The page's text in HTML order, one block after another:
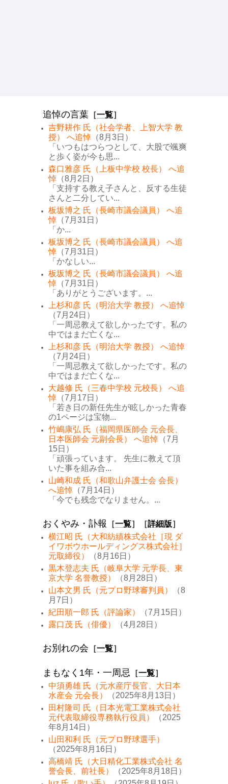
追悼の言葉 ［一覧］
吉野耕作 氏（社会学者、上智大学 教
授） へ追悼 （8月3日）
「いつもはつらつとして、大股で颯爽
と歩く姿が今も思...
森口雅彦 氏（上板中学校 校長） へ追
悼 （8月2日）
「支持する教え子さんと、反する生徒
さんと二分してい...
板坂博之 氏（長崎市議会議員） へ追
悼 （7月31日）
「か...
板坂博之 氏（長崎市議会議員） へ追
悼 （7月31日）
「かなしい...
板坂博之 氏（長崎市議会議員） へ追
悼 （7月31日）
「ありがとうございます。...
上杉和彦 氏（明治大学 教授） へ追悼
（7月24日）
「一周忌教えて欲しかったです。私の
中ではまだ亡くな...
上杉和彦 氏（明治大学 教授） へ追悼
（7月24日）
「一周忌教えて欲しかったです。私の
中ではまだ亡くな...
大越修 氏（三春中学校 元校長） へ追
悼 （7月17日）
「若き日の新任先生が眩しかった青春
の1ページは宝物...
竹嶋康弘 氏（福岡県医師会 元会長、
日本医師会 元副会長） へ追悼 （7月
15日）
「頑張っています。 先生に教えて頂
いた事を組み合...
山崎和成 氏（和歌山弁護士会 会長）
へ追悼 （7月14日）
「今でも残念でなりません。...
おくやみ・訃報 ［一覧］［詳細版］
横江昭 氏（大和紡績株式会社［現 ダ
イワボウホールディングス株式会社］
元取締役）
（8月16日）
黒木登志夫 氏（岐阜大学 元学長、東
京大学 名誉教授）
（8月28日）
山本文男 氏（元プロ野球審判員）
（8
月7日）
紀田順一郎 氏（評論家）
（7月15日）
露口茂 氏（俳優）
（4月28日）
お別れの会 ［一覧］
まもなく1年・一周忌 ［一覧］
中須勇雄 氏（元水産庁長官、大日本
水産会 元会長）
（2025年8月13日）
田村隆司 氏（日本光電工業株式会社
元代表取締役専務執行役員）
（2025
年8月14日）
山田和利 氏（元プロ野球選手）
（2025年8月16日）
高橋靖 氏（大日精化工業株式会社 名
誉会長、前社長）
（2025年8月18日）